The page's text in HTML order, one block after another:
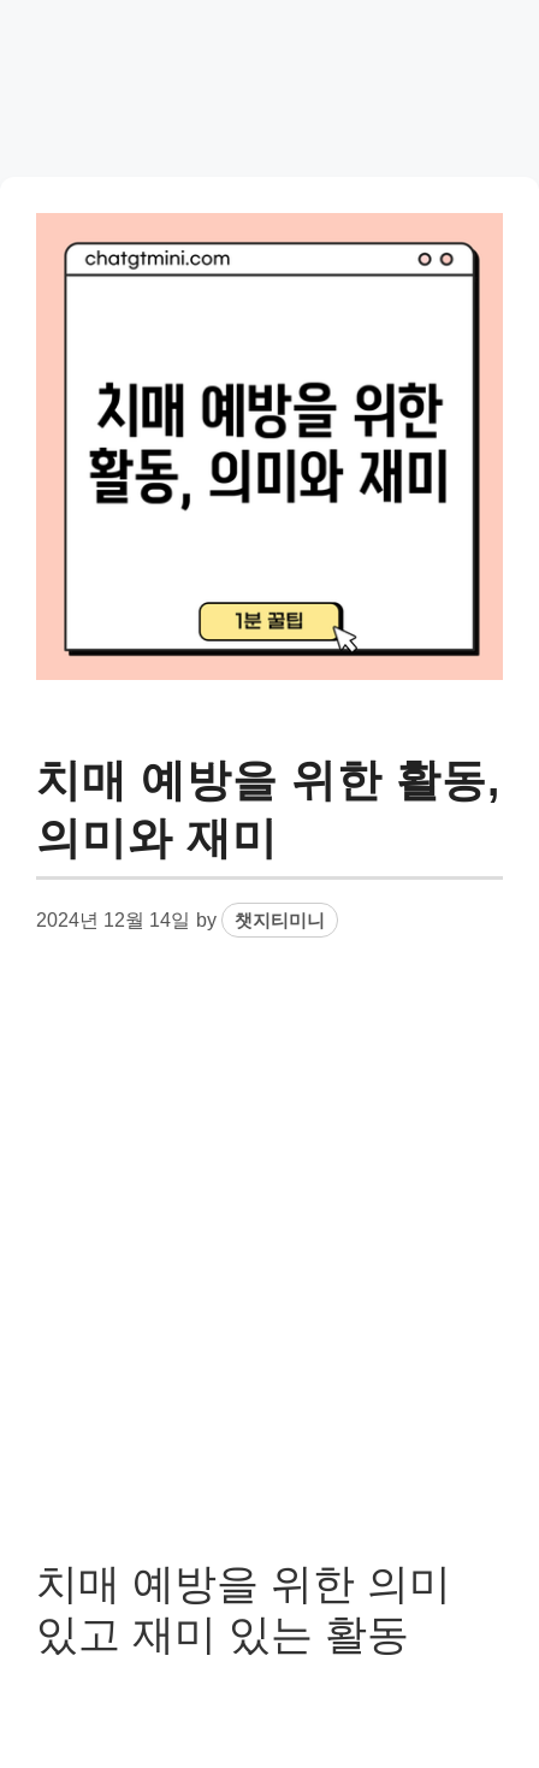
치매 예방을 위한 활동,
의미와 재미
2024년 12월 14일 by 챗지티미니
치매 예방을 위한 의미
있고 재미 있는 활동